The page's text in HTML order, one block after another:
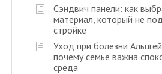
Сэндвич панели: как
материал, который не
стройке
Уход при болезни
почему семье важна
среда